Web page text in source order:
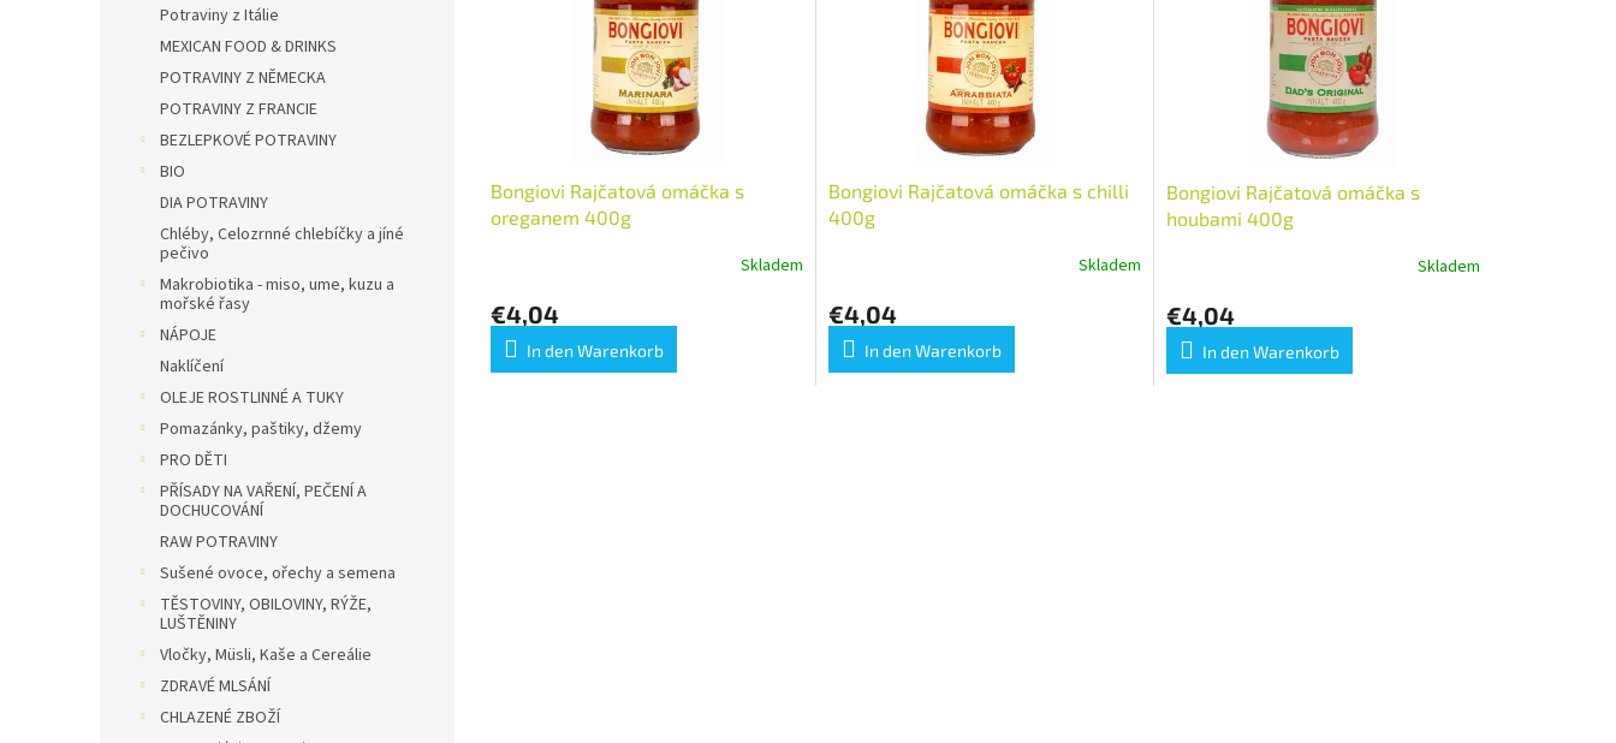
Potraviny z Itálie
MEXICAN FOOD & DRINKS
POTRAVINY Z NĚMECKA
POTRAVINY Z FRANCIE
BEZLEPKOVÉ POTRAVINY
BIO
DIA POTRAVINY
Chléby, Celozrnné chlebíčky a jíné
pečivo
Makrobiotika - miso, ume, kuzu a
mořské řasy
NÁPOJE
Naklíčení
OLEJE ROSTLINNÉ A TUKY
Pomazánky, paštiky, džemy
PRO DĚTI
PŘÍSADY NA VAŘENÍ, PEČENÍ A
DOCHUCOVÁNÍ
RAW POTRAVINY
Sušené ovoce, ořechy a semena
TĚSTOVINY, OBILOVINY, RÝŽE,
LUŠTĚNINY
Vločky, Müsli, Kaše a Cereálie
ZDRAVÉ MLSÁNÍ
CHLAZENÉ ZBOŽÍ
Bongiovi Rajčatová omáčka s
oreganem 400g
Skladem
€4,04
In den Warenkorb
Bongiovi Rajčatová omáčka s chilli
400g
Skladem
€4,04
In den Warenkorb
Bongiovi Rajčatová omáčka s
houbami 400g
Skladem
€4,04
In den Warenkorb